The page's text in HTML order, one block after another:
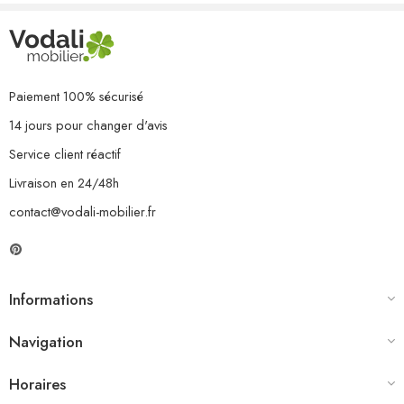
Paiement 100% sécurisé
14 jours pour changer d'avis
Service client réactif
Livraison en 24/48h
contact@vodali-mobilier.fr
Informations
Navigation
Horaires